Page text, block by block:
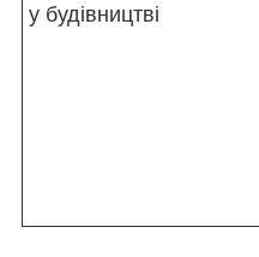
у будівництві